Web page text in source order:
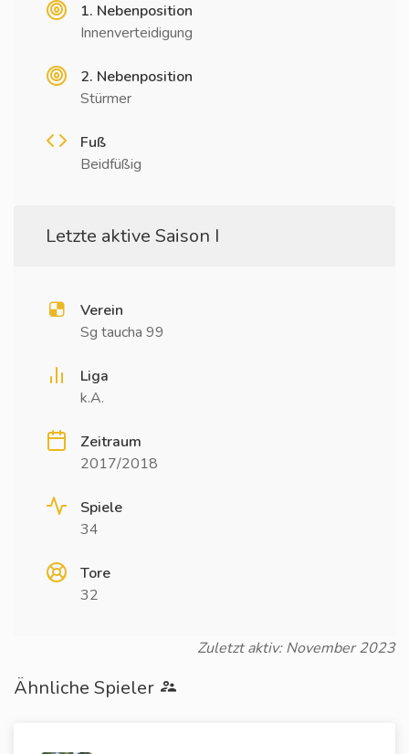
1. Nebenposition
Innenverteidigung
2. Nebenposition
Stürmer
Fuß
Beidfüßig
Letzte aktive Saison I
Verein
Sg taucha 99
Liga
k.A.
Zeitraum
2017/2018
Spiele
34
Tore
32
Zuletzt aktiv: November 2023
Ähnliche Spieler